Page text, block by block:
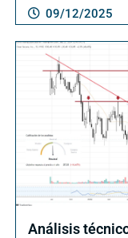
09/12/2025
Análisis